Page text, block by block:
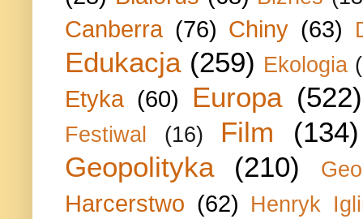
Canberra (76) Chiny (63)
Edukacja (259) Ekologia
Etyka (60) Europa (522)
Festiwal (16) Film
(134)
Geopolityka
(210)
Harcerstwo (62) Henryk